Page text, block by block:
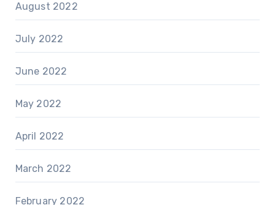
August 2022
July 2022
June 2022
May 2022
April 2022
March 2022
February 2022